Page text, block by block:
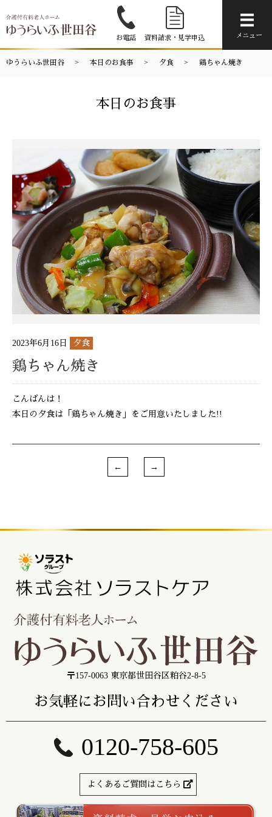
お電話 資料請求・見学申込 メニュー
ゆうらいふ世田谷 本日のお食事 夕食 鶏ちゃん焼き
本日のお食事
2023年6月16日 夕食
鶏ちゃん焼き
こんばんは！
本日の夕食は「鶏ちゃん焼き」をご用意いたしました!!
〒157-0063 東京都世田谷区粕谷2-8-5
お気軽にお問い合わせください
0120-758-605
よくあるご質問はこちら